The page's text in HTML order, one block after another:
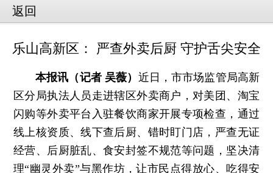
返回
乐山高新区： 严查外卖后厨 守护舌尖安全
本报讯（记者 吴薇） 近日，市市场监管局高新
区分局执法人员走进辖区外卖商户，对美团、淘宝
闪购等外卖平台入驻餐饮商家开展专项检查，通过
线上核资质、线下查后厨、错时盯门店，严查无证
经营、后厨脏乱、食安封签不规范等问题，坚决清
理“幽灵外卖”与黑作坊，让市民点得放心、吃得安